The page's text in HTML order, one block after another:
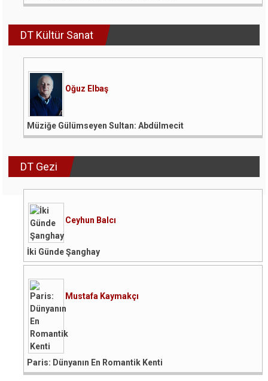
DT Kültür Sanat
Oğuz Elbaş
Müziğe Gülümseyen Sultan: Abdülmecit
DT Gezi
Ceyhun Balcı
İki Günde Şanghay
Mustafa Kaymakçı
Paris: Dünyanın En Romantik Kenti